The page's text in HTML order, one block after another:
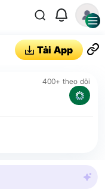
Tải App
400+ theo dõi